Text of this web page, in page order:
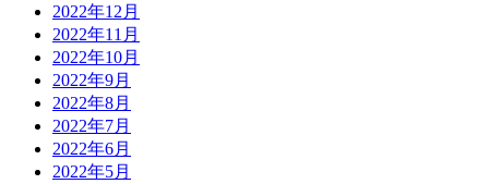
2022年12月
2022年11月
2022年10月
2022年9月
2022年8月
2022年7月
2022年6月
2022年5月